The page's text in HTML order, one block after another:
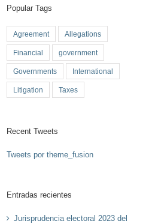
Popular Tags
Agreement Allegations
Financial government
Governments International
Litigation Taxes
Recent Tweets
Tweets por theme_fusion
Entradas recientes
Jurisprudencia electoral 2023 del